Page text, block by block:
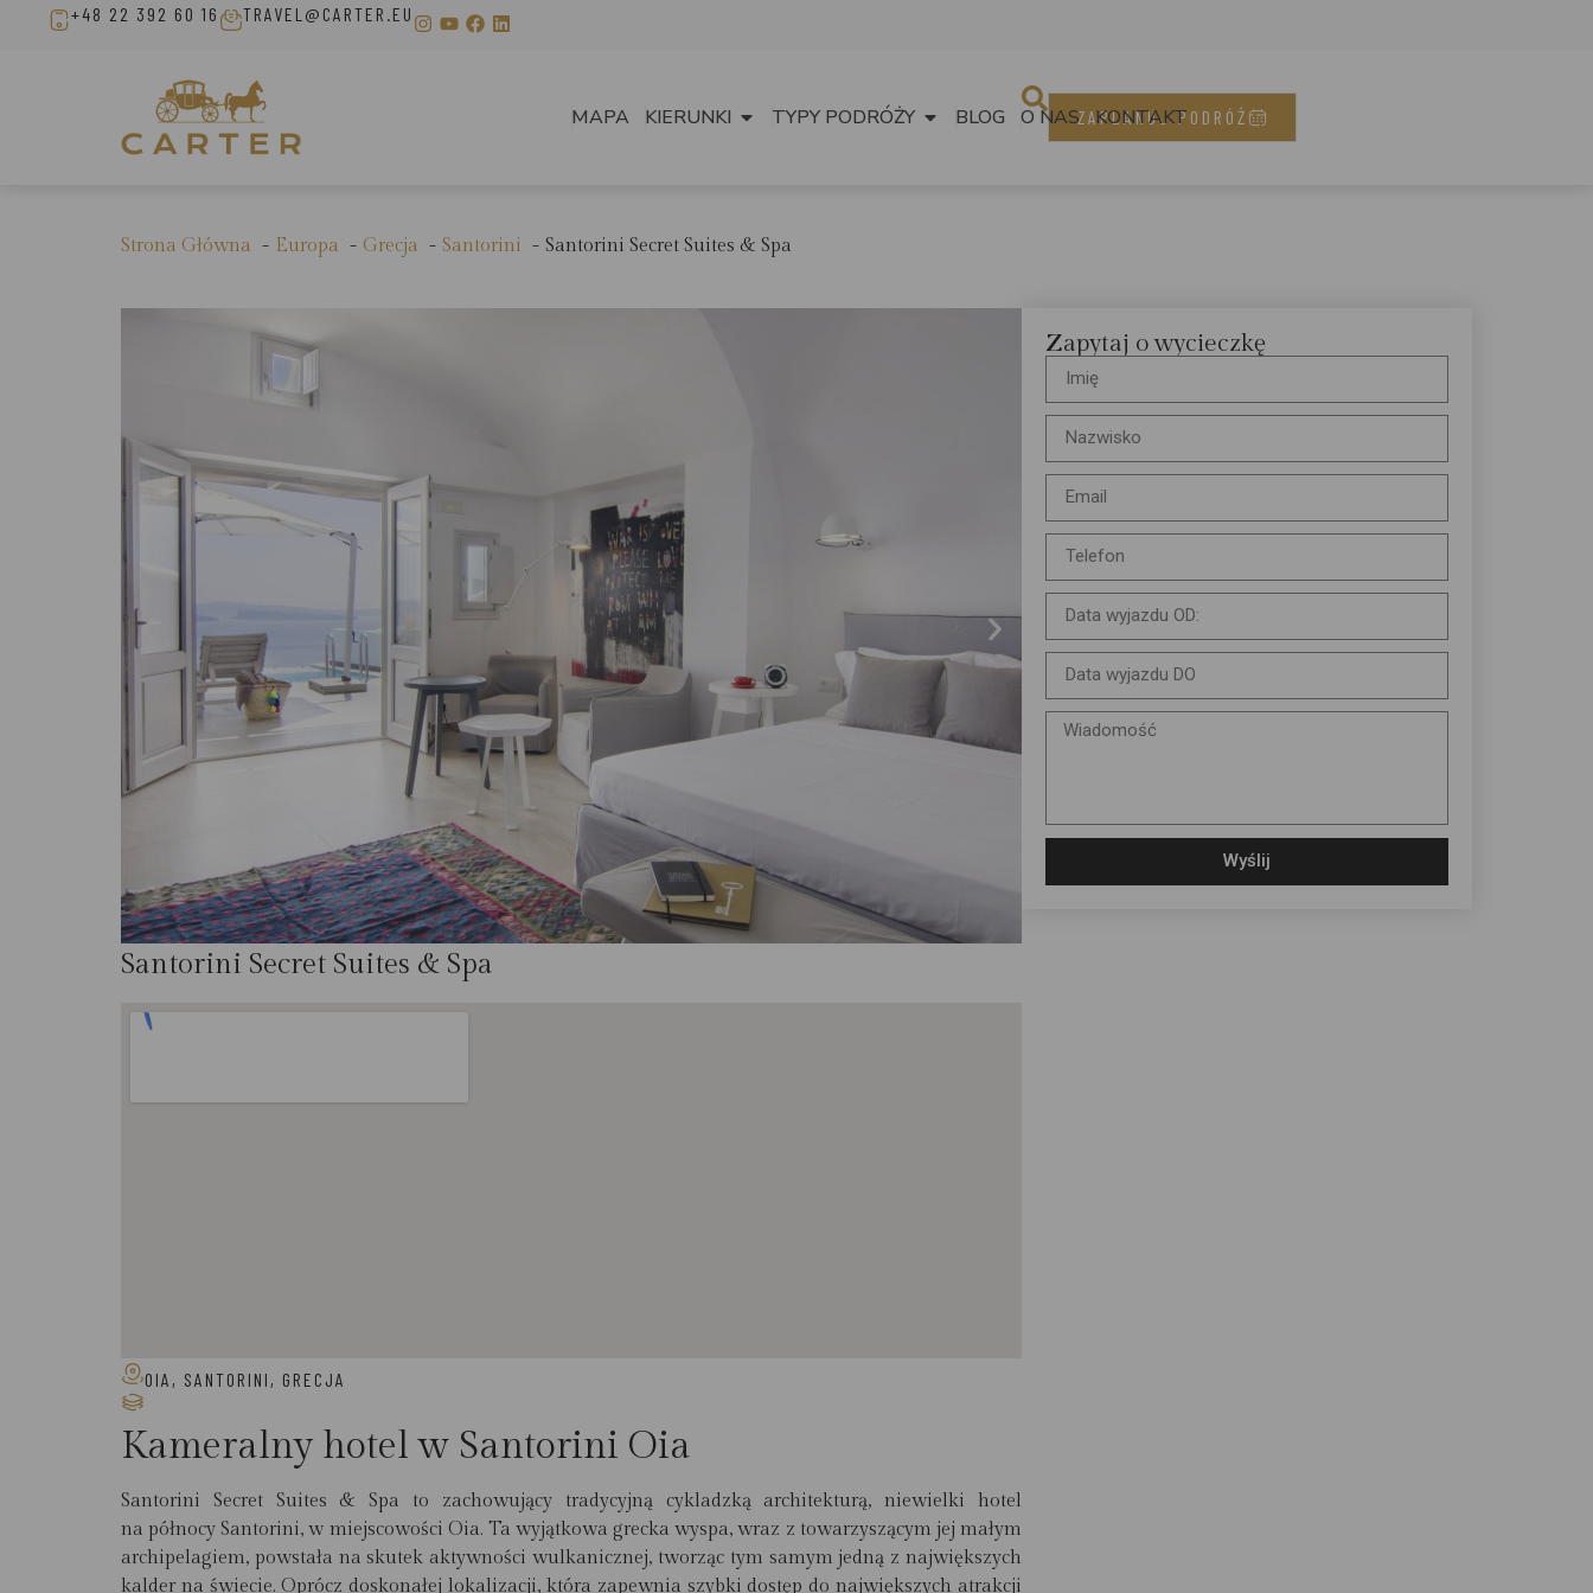
+48 22 392 60 16 TRAVEL@CARTER.EU
MAPA KIERUNKI TYPY PODRÓŻY BLOG O NAS KONTAKT
ZAPLANUJ PODRÓŻ
Strona Główna Europa Grecja Santorini Santorini Secret Suites & Spa
Santorini Secret Suites & Spa
OIA, SANTORINI, GRECJA
Kameralny hotel w Santorini Oia
Santorini Secret Suites & Spa to zachowujący tradycyjną cykladzką architekturą, niewielki hotel
na północy Santorini, w miejscowości Oia. Ta wyjątkowa grecka wyspa, wraz z towarzyszącym jej małym
archipelagiem, powstała na skutek aktywności wulkanicznej, tworząc tym samym jedną z największych
kalder na świecie. Oprócz doskonałej lokalizacji, która zapewnia szybki dostęp do największych atrakcji
Zapytaj o wycieczkę
Wyślij